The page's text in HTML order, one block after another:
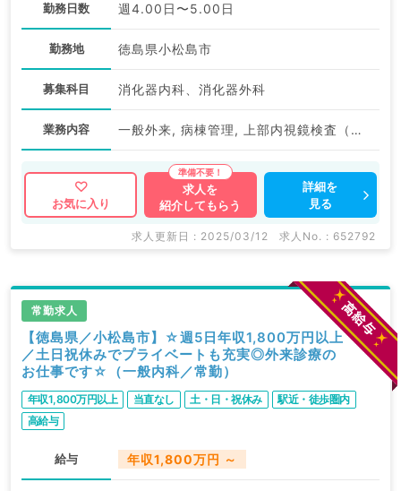
勤務日数 週4.00日〜5.00日
勤務地 徳島県小松島市
募集科目 消化器内科、消化器外科
業務内容 一般外来, 病棟管理, 上部内視鏡検査（ＧＦ）, 下部内視鏡検査（ＣＦ）
お気に入り
求人を
紹介してもらう
詳細を
見る
求人更新日 : 2025/03/12 求人No. : 652792
常勤求人
【徳島県／小松島市】☆週5日年収1,800万円以上
／土日祝休みでプライベートも充実◎外来診療の
お仕事です☆（一般内科／常勤）
年収1,800万円以上 当直なし 土・日・祝休み
駅近・徒歩圏内
高給与
給与 年収1,800万円 ～